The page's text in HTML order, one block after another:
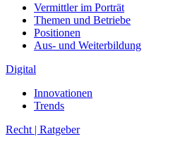
Vermittler im Porträt
Themen und Betriebe
Positionen
Aus- und Weiterbildung
Digital
Innovationen
Trends
Recht | Ratgeber